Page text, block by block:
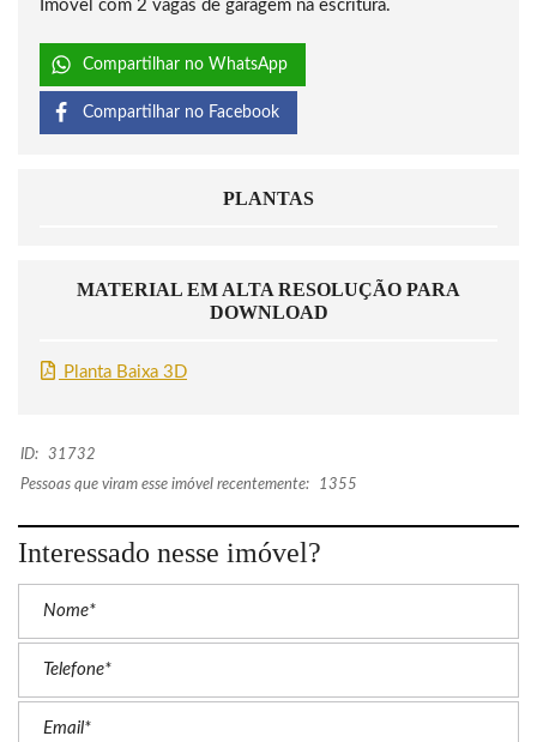
Imóvel com 2 vagas de garagem na escritura.
Compartilhar no WhatsApp
Compartilhar no Facebook
PLANTAS
MATERIAL EM ALTA RESOLUÇÃO PARA
DOWNLOAD
Planta Baixa 3D
ID:
31732
Pessoas que viram esse imóvel recentemente:
1355
Interessado nesse imóvel?